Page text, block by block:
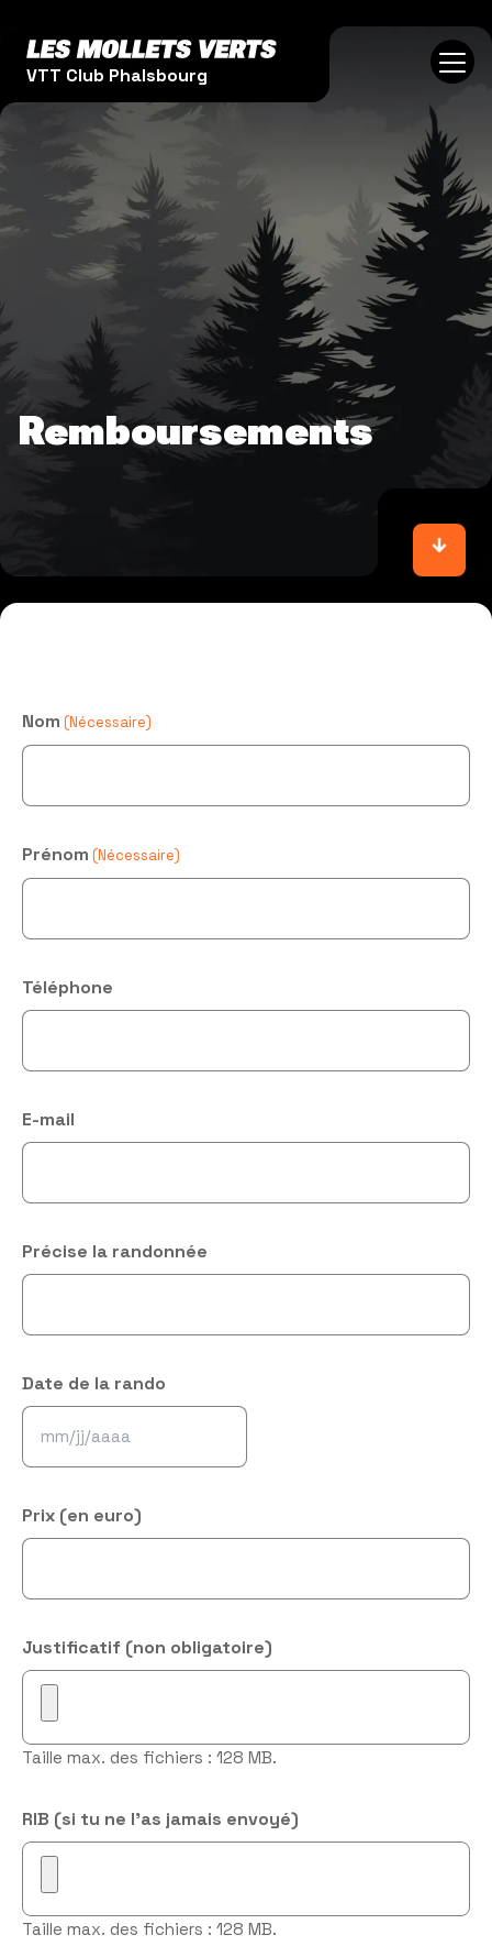
VTT Club Phalsbourg
Remboursements
Nom (Nécessaire)
Prénom (Nécessaire)
Téléphone
E-mail
Précise la randonnée
Date de la rando
MM
slash
slash
AAAA
Prix (en euro)
Justificatif (non obligatoire)
Taille max. des fichiers : 128 MB.
RIB (si tu ne l'as jamais envoyé)
Taille max. des fichiers : 128 MB.